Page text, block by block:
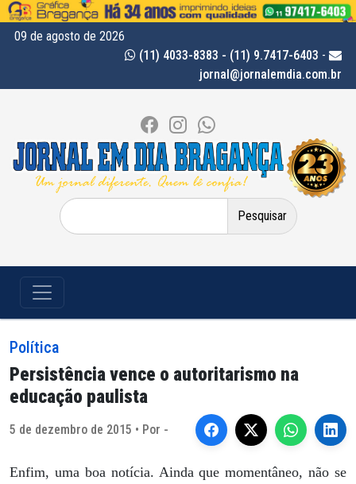
09 de agosto de 2026
(11) 4033-8383 - (11) 9.7417-6403 -
jornal@jornalemdia.com.br
Pesquisar
por:
Política
Persistência vence o autoritarismo na
educação paulista
5 de dezembro de 2015 • Por -
Enfim, uma boa notícia. Ainda que momentâneo, não se